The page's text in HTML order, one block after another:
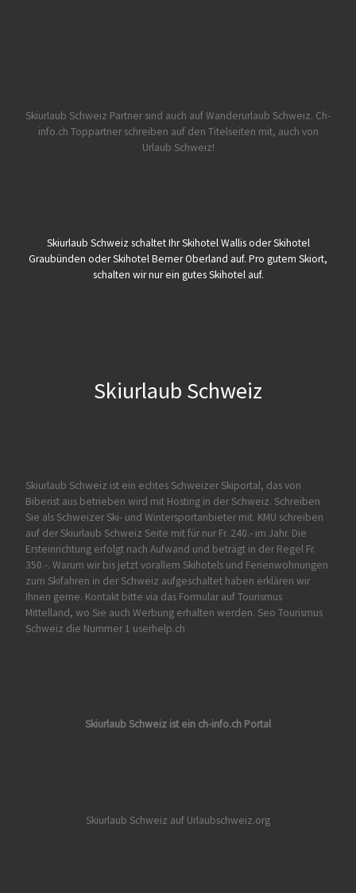
Skiurlaub Schweiz Partner sind auch auf Wanderurlaub Schweiz. Ch-
info.ch Toppartner schreiben auf den Titelseiten mit, auch von
Urlaub Schweiz!
Skiurlaub Schweiz schaltet Ihr Skihotel Wallis oder Skihotel
Graubünden oder Skihotel Berner Oberland auf. Pro gutem Skiort,
schalten wir nur ein gutes Skihotel auf.
Skiurlaub Schweiz
Skiurlaub Schweiz ist ein echtes Schweizer Skiportal, das von
Biberist aus betrieben wird mit Hosting in der Schweiz. Schreiben
Sie als Schweizer Ski- und Wintersportanbieter mit. KMU schreiben
auf der Skiurlaub Schweiz Seite mit für nur Fr. 240.- im Jahr. Die
Ersteinrichtung erfolgt nach Aufwand und beträgt in der Regel Fr.
350.-. Warum wir bis jetzt vorallem Skihotels und Ferienwohnungen
zum Skifahren in der Schweiz aufgeschaltet haben erklären wir
Ihnen gerne. Kontakt bitte via das Formular aufTourismus
Mittelland, wo Sie auch Werbung erhalten werden. Seo Tourismus
Schweiz die Nummer 1 userhelp.ch
Skiurlaub Schweiz ist ein ch-info.ch Portal
Skiurlaub Schweiz auf Urlaubschweiz.org